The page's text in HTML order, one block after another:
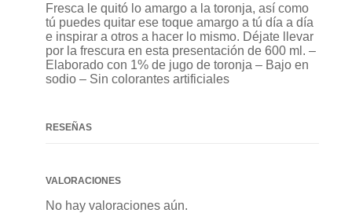
Fresca le quitó lo amargo a la toronja, así como
tú puedes quitar ese toque amargo a tú día a día
e inspirar a otros a hacer lo mismo. Déjate llevar
por la frescura en esta presentación de 600 ml. –
Elaborado con 1% de jugo de toronja – Bajo en
sodio – Sin colorantes artificiales
RESEÑAS
VALORACIONES
No hay valoraciones aún.